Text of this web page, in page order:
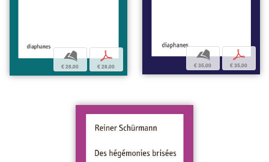
b
€ 28,00
p
€ 28,00
b
€ 35,00
p
€ 35,00